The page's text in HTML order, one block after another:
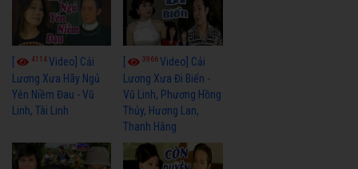
4114Video] Cải
Lương Xưa Hãy Ngủ
Yên Niềm Đau - Vũ
Linh, Tài Linh
3966Video] Cải
Lương Xưa Đi Biển -
Vũ Linh, Phương Hồng
Thủy, Hương Lan,
Thanh Hằng